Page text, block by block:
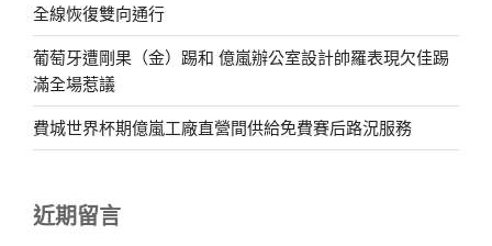
全線恢復雙向通行
葡萄牙遭剛果（金）踢和 億嵐辦公室設計帥羅表現欠佳踢
滿全場惹議
費城世界杯期億嵐工廠直營間供給免費賽后路況服務
近期留言